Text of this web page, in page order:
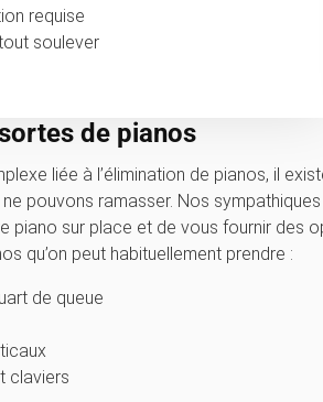
requise
soulever
de pianos
liée à l’élimination de pianos, il
pouvons ramasser. Nos
piano sur place et de vous fournir des
qu’on peut habituellement prendre :
de queue
claviers